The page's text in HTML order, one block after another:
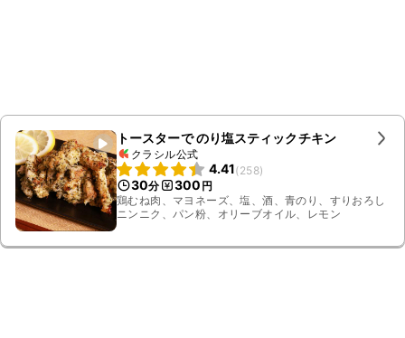
トースターで のり塩スティックチキン
クラシル公式
4.41(258)
30分 300 円
鶏むね肉、マヨネーズ、塩、酒、青のり、すりおろし
ニンニク、パン粉、オリーブオイル、レモン